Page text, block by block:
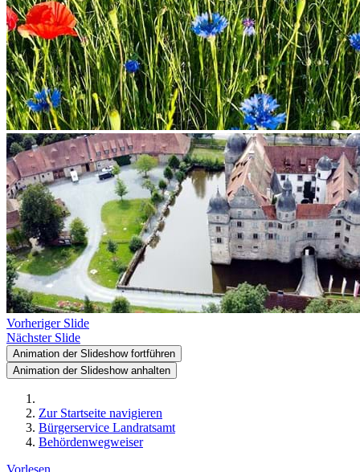
Vorheriger Slide
Nächster Slide
Animation der Slideshow fortführen
Animation der Slideshow anhalten
Zur Startseite navigieren
Bürgerservice Landratsamt
Behördenwegweiser
Vorlesen